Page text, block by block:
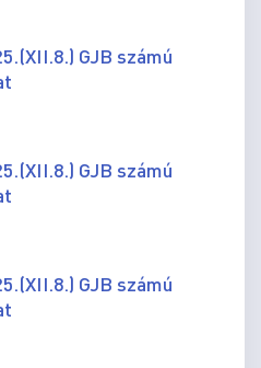
GJB számú
GJB számú
GJB számú